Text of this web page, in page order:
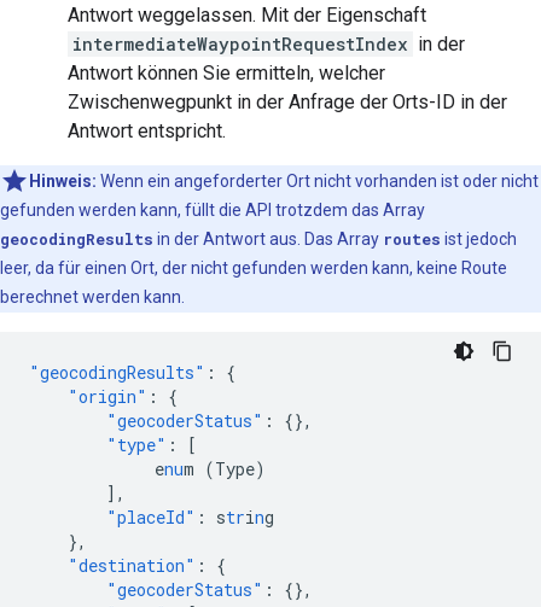
Antwort weggelassen. Mit der Eigenschaft
intermediateWaypointRequestIndex in der
Antwort können Sie ermitteln, welcher
Zwischenwegpunkt in der Anfrage der Orts-ID in der
Antwort entspricht.
Hinweis: Wenn ein angeforderter Ort nicht vorhanden ist oder nicht
gefunden werden kann, füllt die API trotzdem das Array
geocodingResults in der Antwort aus. Das Array routes ist jedoch
leer, da für einen Ort, der nicht gefunden werden kann, keine Route
berechnet werden kann.
"geocodingResults" :
{
"origin" :
{
"geocoderStatus" :
{},
"type" :
[
enum (Type)
],
"placeId" : string
},
"destination" :
{
"geocoderStatus" :
{},